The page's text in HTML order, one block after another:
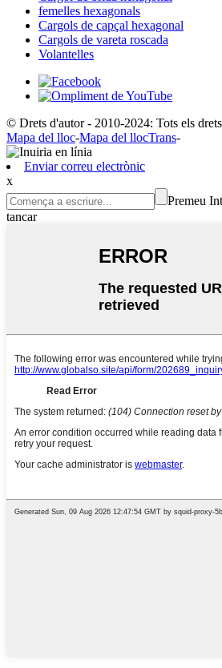
femelles hexagonals
Cargols de capçal hexagonal
Cargols de vareta roscada
Volantelles
© Drets d'autor - 2010-2024: Tots els
Mapa del lloc-Mapa del llocTrans-
Enviar correu electrònic
x
Premeu
tancar